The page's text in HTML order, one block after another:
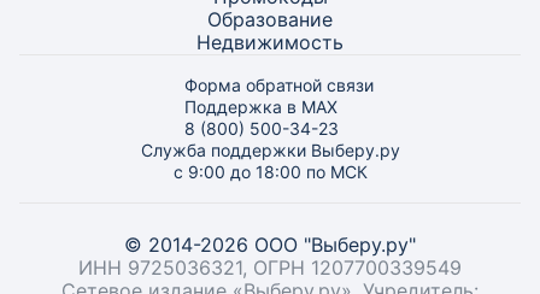
Образование
Недвижимость
Форма обратной связи
Поддержка в MAX
8 (800) 500-34-23
Служба поддержки Выберу.ру
с 9:00 до 18:00 по МСК
© 2014-2026 ООО "Выберу.ру"
ИНН 9725036321, ОГРН 1207700339549